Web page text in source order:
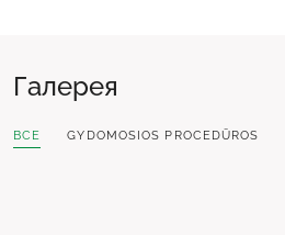
Галерея
ВСЕ GYDOMOSIOS PROCEDŪROS